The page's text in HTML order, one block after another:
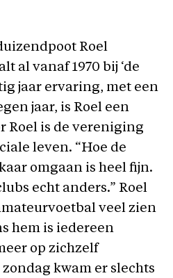
Roel
al vanaf 1970 bij ‘de
jaar ervaring, met een
jaar, is Roel een
Roel is de vereniging
leven. “Hoe de
omgaan is heel fijn.
echt anders.” Roel
veel zien
hem is iedereen
op zichzelf
kwam er slechts